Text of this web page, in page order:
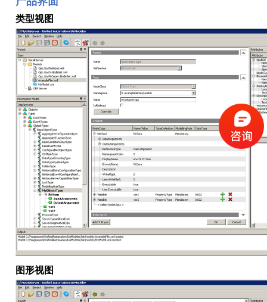
类型视图
图形视图